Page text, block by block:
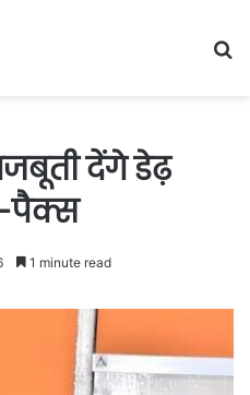
देंगे डेढ़
पैक्स
1 minute read